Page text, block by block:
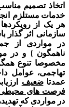
مناسب برای
انجام
رویکردهامی
اثر گذار باشد.
از جمله
)و در مواردی
تنوع همگون )
، عوامل داخلی
ارزیابی می
محیطیقابل
کهتهدیدهای